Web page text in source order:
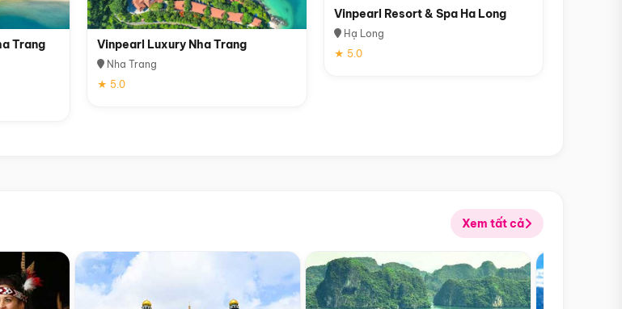
Trang
Vinpearl Luxury Nha Trang
Nha Trang
★ 5.0
Vinpearl Resort & Spa Ha Long
Hạ Long
★ 5.0
Xem tất cả